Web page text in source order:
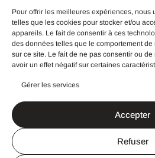
Pour offrir les meilleures expériences, nous
telles que les cookies pour stocker et/ou
appareils. Le fait de consentir à ces
des données telles que le comportement
sur ce site. Le fait de ne pas consentir ou
avoir un effet négatif sur certaines
Gérer les services
Accepter
Refuser
o
k
a
g
r
a
e
d
i
n
u
b
e
b
o
o
k
CGU
Mentions légales
Politique de confidentialité
Search
for:
Un site imaginé et réalisé avec ♥️ par